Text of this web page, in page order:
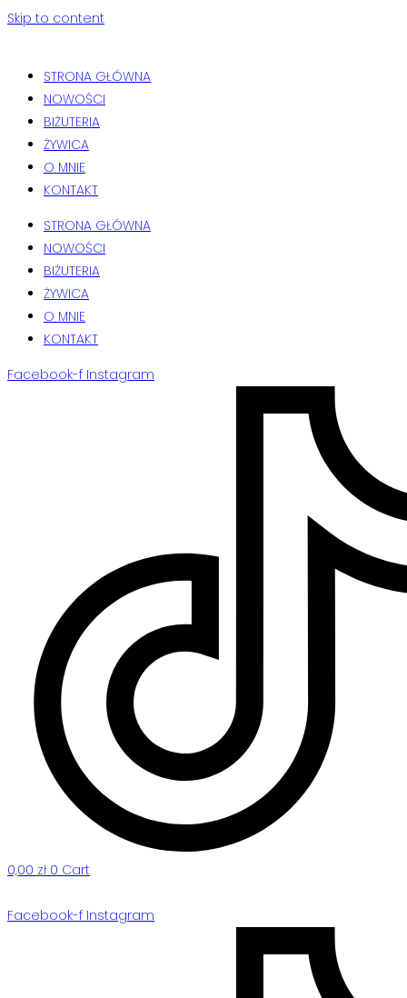
Skip to content
STRONA GŁÓWNA
NOWOŚCI
BIŻUTERIA
ŻYWICA
O MNIE
KONTAKT
STRONA GŁÓWNA
NOWOŚCI
BIŻUTERIA
ŻYWICA
O MNIE
KONTAKT
Facebook-f Instagram
0,00 zł 0 Cart
Facebook-f Instagram